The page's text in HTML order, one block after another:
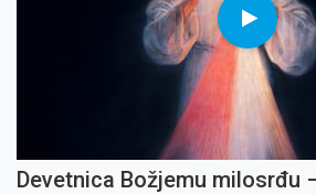
Devetnica Božjemu milosrđu